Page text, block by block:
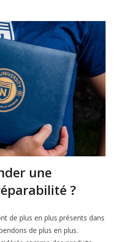
une
?
de plus en plus présents dans
de plus en plus.